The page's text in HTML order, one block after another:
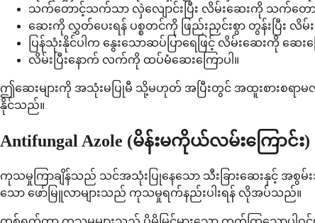
သက်တောင့်သက်သာ လှဲလျောင်းပြီး လိမ်းဆေးကို သက်
ဆေးကို လွှတ်ပေးရန် ပစ္စတင်ကို ဖြည်းညှင်းစွာ တွန်းပြီး လိမ်
ပြန်သုံးနိုင်ပါက နွေးသောဆပ်ပြာရေဖြင့် လိမ်းဆေးကို ဆေ
လိမ်းပြီးနောက် လက်ကို ထပ်မံဆေးကြောပါ။
ဤဆေးများကို အသုံးမပြုမီ သို့မဟုတ် အပြီးတွင် အထူးစားစရာ
နိုင်သည်။
Antifungal Azole (မိန်းမကိုယ်လမ်းကြ
ကုသမှုကြာချိန်သည် သင်အသုံးပြုနေသော သီးခြားဆေးနှင့် အစွ
သော ဖော်မြူလာများသည် ကုသမှုရက်နည်းပါးရန် လိုအပ်သည်။